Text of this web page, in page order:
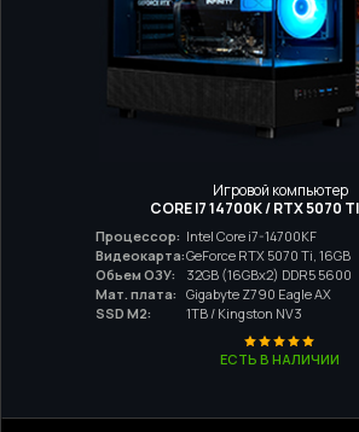
Игровой компьютер
CORE I7 14700K / RTX 5070
Процессор: Intel Core i7-14700KF
Видеокарта:GeForce RTX 5070 Ti, 16GB
Обьем ОЗУ:
32GB (16GBx2) DDR5 5600
Мат. плата:
Gigabyte Z790 Eagle AX
SSD M2:
1TB / Kingston NV3
ЕСТЬ В НАЛИЧИИ